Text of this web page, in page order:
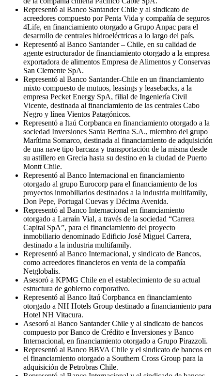
Representó al Banco Santander Chile y al sindicato de
acreedores compuesto por Penta Vida y compañía de seguros
4Life, en financiamiento otorgado a Grupo Anpac para el
desarrollo de centrales hidroeléctricas a lo largo del país.
Representó al Banco Santander – Chile, en su calidad de
agente estructurador de financiamiento otorgado a la empresa
exportadora de alimentos Empresa de Alimentos y Conservas
San Clemente SpA.
Representó al Banco Santander-Chile en un financiamiento
mixto compuesto de mutuos, leasings y leasebacks, a la
empresa Pecket Energy SpA, filial de Ingeniería Civil
Vicente, destinada al financiamiento de las centrales Cabo
Negro y línea Vientos Patagónicos.
Representó a Itaú Corpbanca en financiamiento otorgado a la
sociedad Inversiones Santa Bertina S.A., miembro del grupo
Marítima Somarco, destinada al financiamiento de adquisición
de una nave tipo barcaza y transportación de la misma desde
su astillero en Grecia hasta su destino en la ciudad de Puerto
Montt Chile.
Representó al Banco Internacional en financiamiento
otorgado al grupo Eurocorp para el financiamiento de los
proyectos inmobiliarios destinados a la industria multifamily,
Don Pepe, Portugal Cuevas y Décima Avenida.
Representó al Banco Internacional en financiamiento
otorgado a Larraín Vial, a través de la sociedad “Carrera
Capital SpA”, para el financiamiento del proyecto
inmobiliario denominado Edificio José Miguel Carrera,
destinado a la industria multifamily.
Representó al Banco Internacional, y sindicato de Bancos,
como acreedores financieros en venta de la compañía
Netglobalis.
Asesoró a KPMG Chile en el establecimiento de su actual
estructura de gobierno corporativo.
Representó al Banco Itaú Corpbanca en financiamiento
otorgado a NH Hotels Group destinado a financiamiento para
Hotel NH Vitacura.
Asesoró al Banco Santander Chile y al sindicato de bancos
compuesto por Banco de Crédito e Inversiones y Banco
Internacional, en financiamiento otorgado a Grupo Pirazzoli.
Representó al Banco BBVA Chile y el sindicato de bancos en
el financiamiento otorgado a Southern Cross Group para la
adquisición de Petrobras Chile.